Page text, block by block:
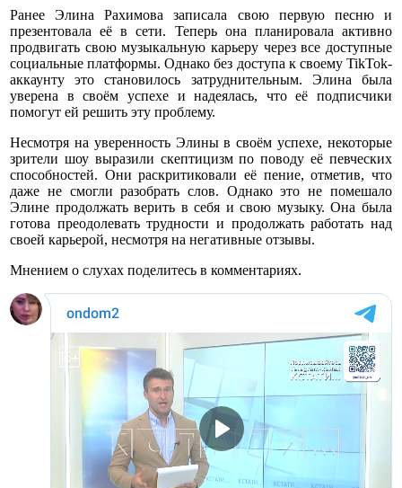
Ранее Элина Рахимова записала свою первую песню и
презентовала её в сети. Теперь она планировала активно
продвигать свою музыкальную карьеру через все доступные
социальные платформы. Однако без доступа к своему TikTok-
аккаунту это становилось затруднительным. Элина была
уверена в своём успехе и надеялась, что её подписчики
помогут ей решить эту проблему.
Несмотря на уверенность Элины в своём успехе, некоторые
зрители шоу выразили скептицизм по поводу её певческих
способностей. Они раскритиковали её пение, отметив, что
даже не смогли разобрать слов. Однако это не помешало
Элине продолжать верить в себя и свою музыку. Она была
готова преодолевать трудности и продолжать работать над
своей карьерой, несмотря на негативные отзывы.
Мнением о слухах поделитесь в комментариях.